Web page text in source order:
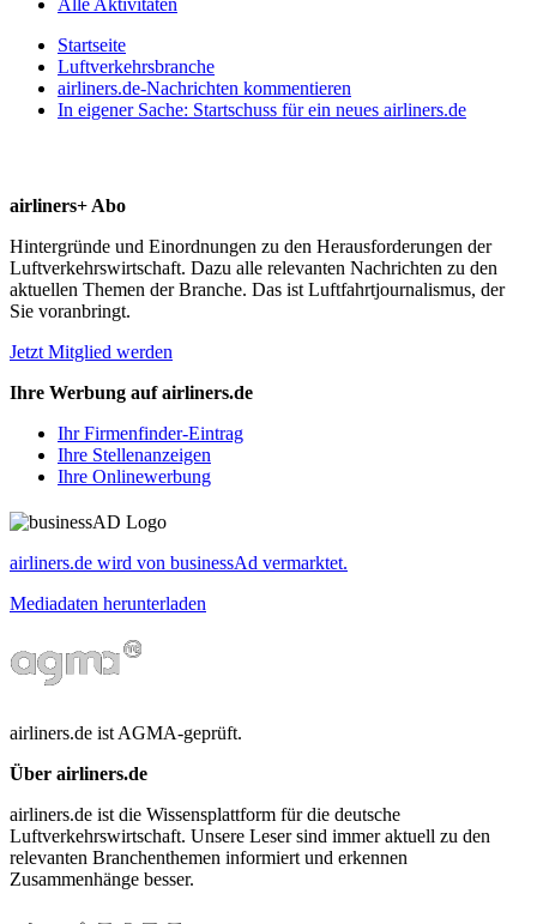
Startseite
Luftverkehrsbranche
airliners.de-Nachrichten kommentieren
In eigener Sache: Startschuss für ein neues airliners.de
airliners+ Abo
Hintergründe und Einordnungen zu den Herausforderungen der
Luftverkehrswirtschaft. Dazu alle relevanten Nachrichten zu den
aktuellen Themen der Branche. Das ist Luftfahrtjournalismus, der
Sie voranbringt.
Jetzt Mitglied werden
Ihre Werbung auf airliners.de
Ihr Firmenfinder-Eintrag
Ihre Stellenanzeigen
Ihre Onlinewerbung
airliners.de wird von businessAd vermarktet.
Mediadaten herunterladen
airliners.de ist AGMA-geprüft.
Über airliners.de
airliners.de ist die Wissensplattform für die deutsche
Luftverkehrswirtschaft. Unsere Leser sind immer aktuell zu den
relevanten Branchenthemen informiert und erkennen
Zusammenhänge besser.